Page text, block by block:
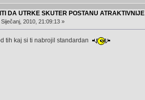
DA UTRKE SKUTER POSTANU ATRAKTIVNIJE
Siječanj, 2010, 21:09:13 »
tih kaj si ti nabrojil standardan